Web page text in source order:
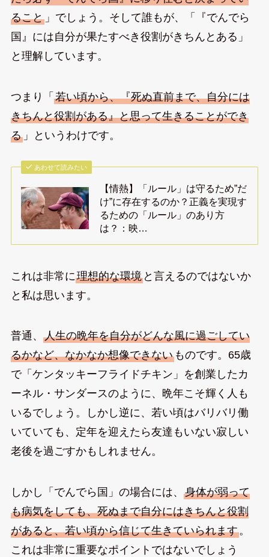
ること」でしょう。そして誰もが、「『でんでら
国』には自分が果たすべき役割がきちんとある」
と理解しています。
つまり「 若い頃から、『死ぬ直前まで、自分には
きちんと役割がある』と思って生きることができ
る」というわけです。
あわせて読みたい
【情熱】「ルール」は守るため”だ
け”に存在するのか？正義を実現す
るための「ルール」のあり方
は？：映…
これは非常に理想的な環境と言えるのではないか
と私は思います。
普通、 人生の晩年を自分がどんな風に過ごしてい
るかなど、なかなか想像できないものです。65歳
で「ケンタッキーフライドチキン」を創業したカ
ーネル・サンダースのように、晩年こそ輝く人も
いるでしょう。しかし逆に、若い頃はバリバリ働
いていても、定年を迎えたら友達もいない寂しい
老後を過ごすかもしれません。
しかし「でんでら国」の場合には、 身体が弱って
も病気をしても、死ぬまで自分にはきちんと役割
があると、若い頃から信じて生きていられます。
これは非常に重要なポイントではないでしょう